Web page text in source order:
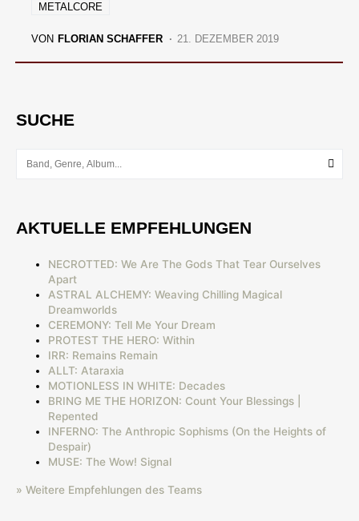
METALCORE
VON FLORIAN SCHAFFER 21. DEZEMBER 2019
SUCHE
AKTUELLE EMPFEHLUNGEN
NECROTTED: We Are The Gods That Tear Ourselves
Apart
ASTRAL ALCHEMY: Weaving Chilling Magical
Dreamworlds
CEREMONY: Tell Me Your Dream
PROTEST THE HERO: Within
IRR: Remains Remain
ALLT: Ataraxia
MOTIONLESS IN WHITE: Decades
BRING ME THE HORIZON: Count Your Blessings |
Repented
INFERNO: The Anthropic Sophisms (On the Heights of
Despair)
MUSE: The Wow! Signal
» Weitere Empfehlungen des Teams